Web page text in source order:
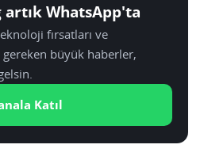
WhatsApp'ta
fırsatları ve
gereken büyük haberler,
Katıl